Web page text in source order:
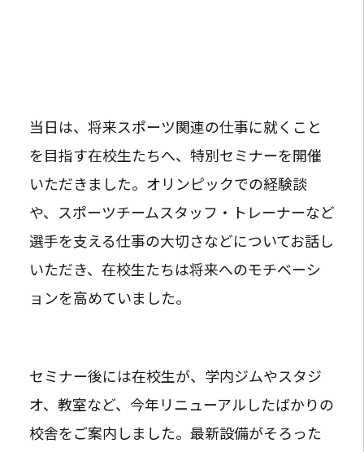
当日は、将来スポーツ関連の仕事に就くこと
を目指す在校生たちへ、特別セミナーを開催
いただきました。オリンピックでの経験談
や、スポーツチームスタッフ・トレーナーなど
選手を支える仕事の大切さなどについてお話し
いただき、在校生たちは将来へのモチベーシ
ョンを高めていました。
セミナー後には在校生が、学内ジムやスタジ
オ、教室など、今年リニューアルしたばかりの
校舎をご案内しました。最新設備がそろった